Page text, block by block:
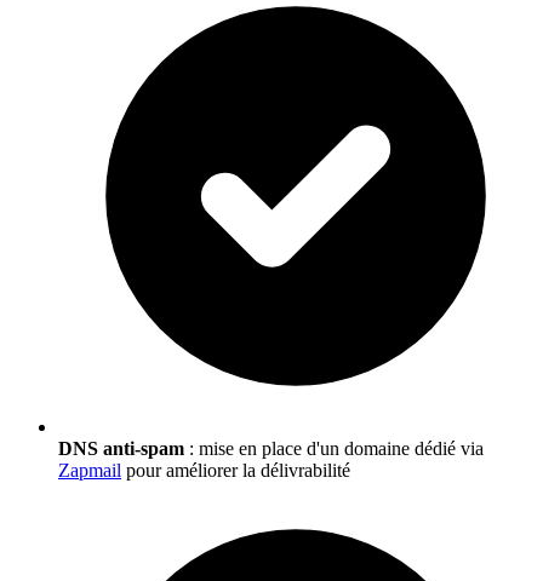
DNS anti-spam : mise en place d'un domaine dédié via
Zapmail pour améliorer la délivrabilité